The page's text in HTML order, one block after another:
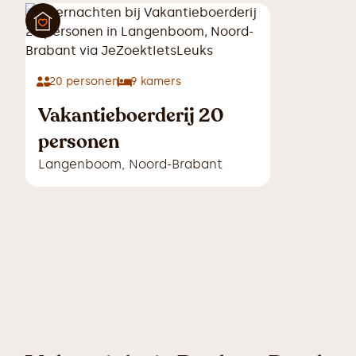
20 personen 9 kamers
Vakantieboerderij 20
personen
Langenboom, Noord-Brabant